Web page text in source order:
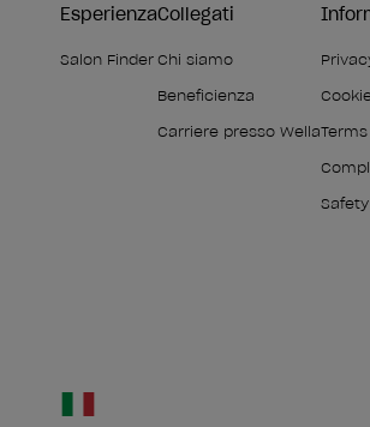
Esperienza
Salon Finder
Collegati
Chi siamo
Beneficienza
Carriere presso Wella